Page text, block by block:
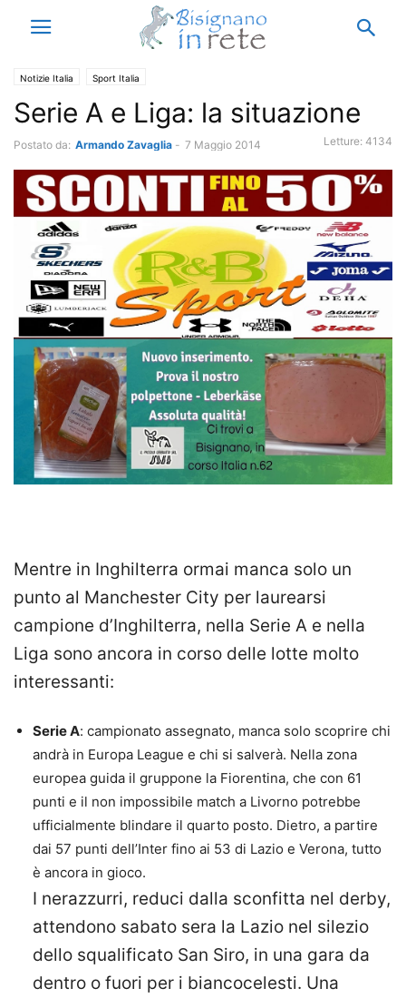
Notizie Italia Sport Italia
Serie A e Liga: la situazione
Postato da: Armando Zavaglia - 7 Maggio 2014 Letture: 4134
Mentre in Inghilterra ormai manca solo un
punto al Manchester City per laurearsi
campione d’Inghilterra, nella Serie A e nella
Liga sono ancora in corso delle lotte molto
interessanti:
Serie A: campionato assegnato, manca solo scoprire chi
andrà in Europa League e chi si salverà. Nella zona
europea guida il gruppone la Fiorentina, che con 61
punti e il non impossibile match a Livorno potrebbe
ufficialmente blindare il quarto posto. Dietro, a partire
dai 57 punti dell’Inter fino ai 53 di Lazio e Verona, tutto
è ancora in gioco.
I nerazzurri, reduci dalla sconfitta nel derby,
attendono sabato sera la Lazio nel silezio
dello squalificato San Siro, in una gara da
dentro o fuori per i biancocelesti. Una